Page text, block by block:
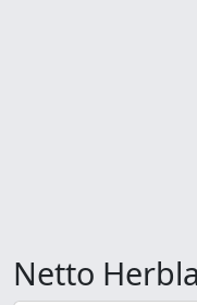
Netto